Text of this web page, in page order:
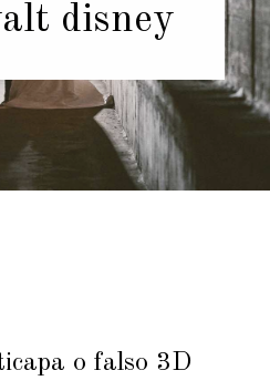
disney
o falso 3D